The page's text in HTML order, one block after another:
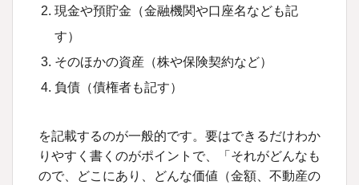
現金や預貯金（金融機関や口座名なども記
す）
そのほかの資産（株や保険契約など）
負債（債権者も記す）
を記載するのが一般的です。要はできるだけわか
りやすく書くのがポイントで、「それがどんなも
ので、どこにあり、どんな価値（金額、不動産の